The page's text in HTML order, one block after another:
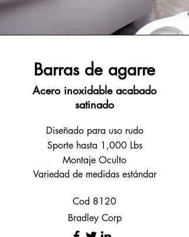
Barras de agarre
Acero inoxidable acabado
satinado
Diseñado para uso rudo
Sporte hasta 1,000 Lbs
Montaje Oculto
Variedad de medidas estándar
Cod 8120
Bradley Corp